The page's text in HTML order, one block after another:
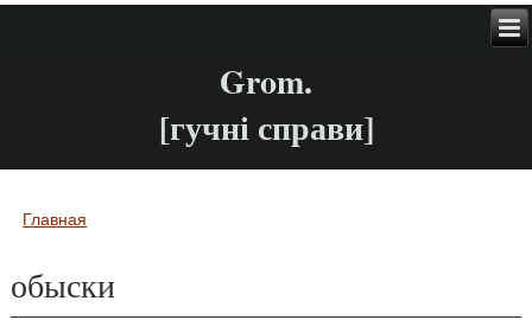
Grom.
[гучні справи]
Вы здесь
Главная
обыски